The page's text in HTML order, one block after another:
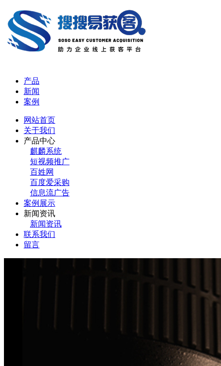
产品
新闻
案例
网站首页
关于我们
产品中心
麒麟系统
短视频推广
百姓网
百度爱采购
信息流广告
案例展示
新闻资讯
新闻资讯
联系我们
留言